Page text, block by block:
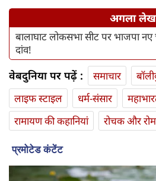
अगला लेख
बालाघाट लोकसभा सीट पर भाजपा
दांव!
वेबदुनिया पर पढ़ें : समाचार
लाइफ स्‍टाइल
धर्म-संसार
रामायण की कहानियां
रोचक और